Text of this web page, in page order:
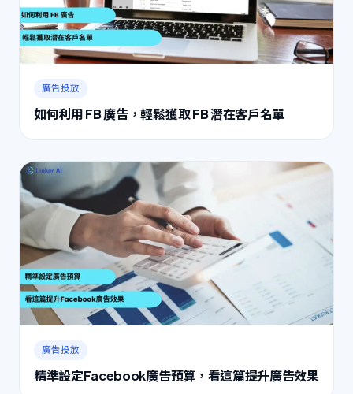
廣告投放
如何利用 FB 廣告，輕鬆獲取 FB 潛在客戶名單
廣告投放
精準設定Facebook廣告預算，看這篇提升廣告效果